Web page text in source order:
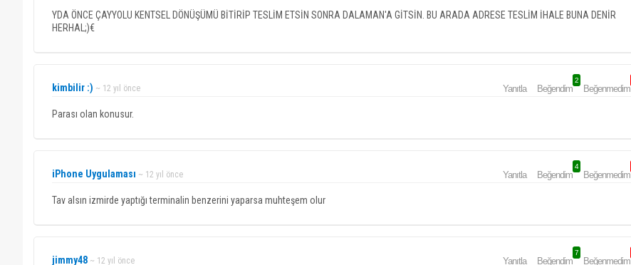
YDA ÖNCE ÇAYYOLU KENTSEL DÖNÜŞÜMÜ BİTİRİP TESLİM ETSİN SONRA DALAMAN'A GİTSİN. BU ARADA ADRESE TESLİM İHALE BUNA DENİR
HERHAL;)€
kimbilir :) ~ 12 yıl önce Yanıtla Beğendim
2
Beğenmedim
Parası olan konusur.
iPhone Uygulaması ~ 12 yıl önce Yanıtla Beğendim
4
Beğenmedim
Tav alsın izmirde yaptığı terminalin benzerini yaparsa muhteşem olur
jimmy48 ~ 12 yıl önce Yanıtla Beğendim
7
Beğenmedim